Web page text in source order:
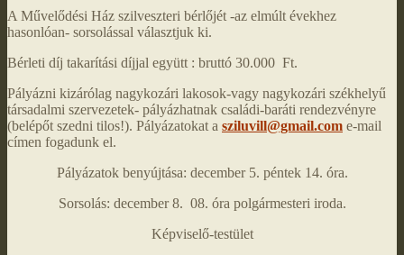
A Művelődési Ház szilveszteri bérlőjét -az elmúlt évekhez
hasonlóan- sorsolással választjuk ki.
Bérleti díj takarítási díjjal együtt : bruttó 30.000 Ft.
Pályázni kizárólag nagykozári lakosok-vagy nagykozári székhelyű
társadalmi szervezetek- pályázhatnak családi-baráti rendezvényre
(belépőt szedni tilos!). Pályázatokat a sziluvill@gmail.com e-mail
címen fogadunk el.
Pályázatok benyújtása: december 5. péntek 14. óra.
Sorsolás: december 8. 08. óra polgármesteri iroda.
Képviselő-testület